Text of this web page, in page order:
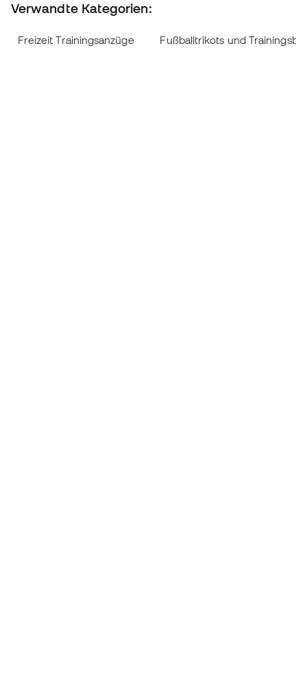
Verwandte Kategorien:
Freizeit Trainingsanzüge Fußballtrikots und